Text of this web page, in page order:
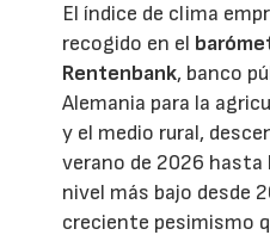
El índice de clima
recogido en el
Rentenbank, banco
Alemania para la
y el medio rural,
verano de 2026
nivel más bajo desde
creciente pesimismo